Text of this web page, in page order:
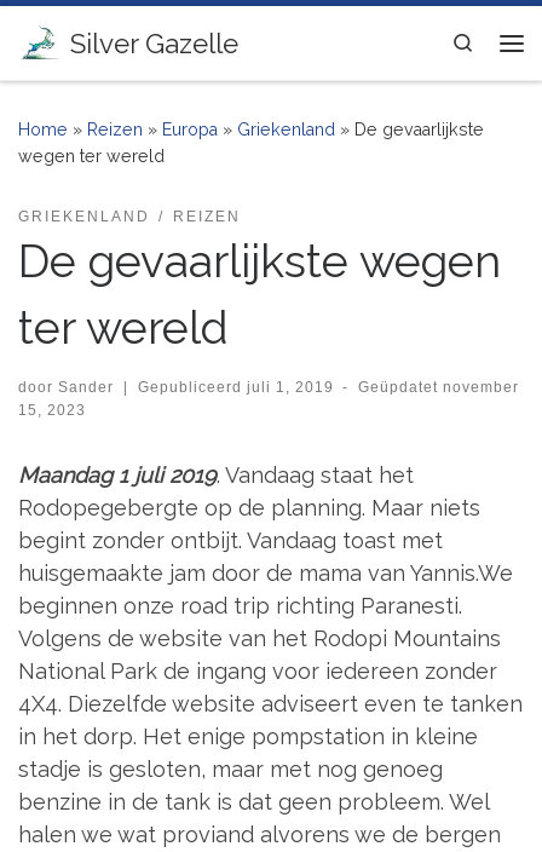
Ga naar inhoud
Silver Gazelle
Search
Home » Reizen » Europa » Griekenland » De gevaarlijkste
wegen ter wereld
GRIEKENLAND REIZEN
De gevaarlijkste wegen
ter wereld
door Sander | Gepubliceerd juli 1, 2019 - Geüpdatetnovember
15, 2023
Maandag 1 juli 2019. Vandaag staat het
Rodopegebergte op de planning. Maar niets
begint zonder ontbijt. Vandaag toast met
huisgemaakte jam door de mama van Yannis.We
beginnen onze road trip richting Paranesti.
Volgens de website van het Rodopi Mountains
National Park de ingang voor iedereen zonder
4X4. Diezelfde website adviseert even te tanken
in het dorp. Het enige pompstation in kleine
stadje is gesloten, maar met nog genoeg
benzine in de tank is dat geen probleem. Wel
halen we wat proviand alvorens we de bergen